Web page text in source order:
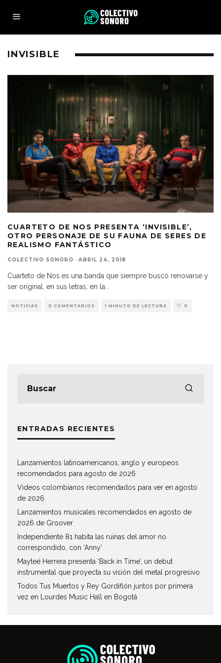
INVISIBLE
CUARTETO DE NOS PRESENTA ‘INVISIBLE’,
OTRO PERSONAJE DE SU FAUNA DE SERES DE
REALISMO FANTÁSTICO
COLECTIVO SONORO · ABRIL 24, 2018
Cuarteto de Nos es una banda que siempre buscó renovarse y
ser original, en sus letras, en la
NOTICIAS 0 COMENTARIOS 1 MINUTO DE LECTURA 0
ENTRADAS RECIENTES
Lanzamientos latinoamericanos, anglo y europeos
recomendados para agosto de 2026
Videos colombianos recomendados para ver en agosto
de 2026
Lanzamientos musicales recomendados en agosto de
2026 de Groover
Independiente 81 habita las ruinas del amor no
correspondido, con ‘Anny’
Mayteé Herrera presenta ‘Back in Time’, un debut
instrumental que proyecta su visión del metal progresivo
Todos Tus Muertos y Rey Gordiflón juntos por primera
vez en Lourdes Music Hall en Bogotá